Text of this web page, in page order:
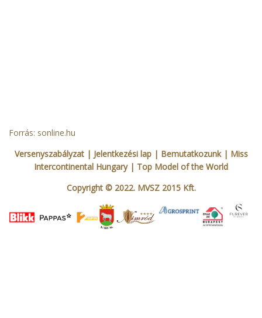
Forrás: sonline.hu
Versenyszabályzat| Jelentkezési lap | Bemutatkozunk| Miss
Intercontinental Hungary| Top Model of the World
Copyright © 2022. MVSZ 2015 Kft.